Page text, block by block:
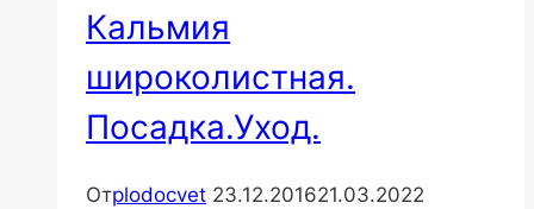
Кальмия
широколистная.
Посадка.Уход.
Отplodocvet 23.12.201621.03.2022